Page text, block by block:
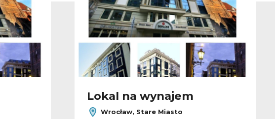
Lokal na wynajem
Wrocław, Stare Miasto